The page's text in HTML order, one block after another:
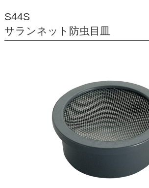
S44S
サランネット防虫目皿